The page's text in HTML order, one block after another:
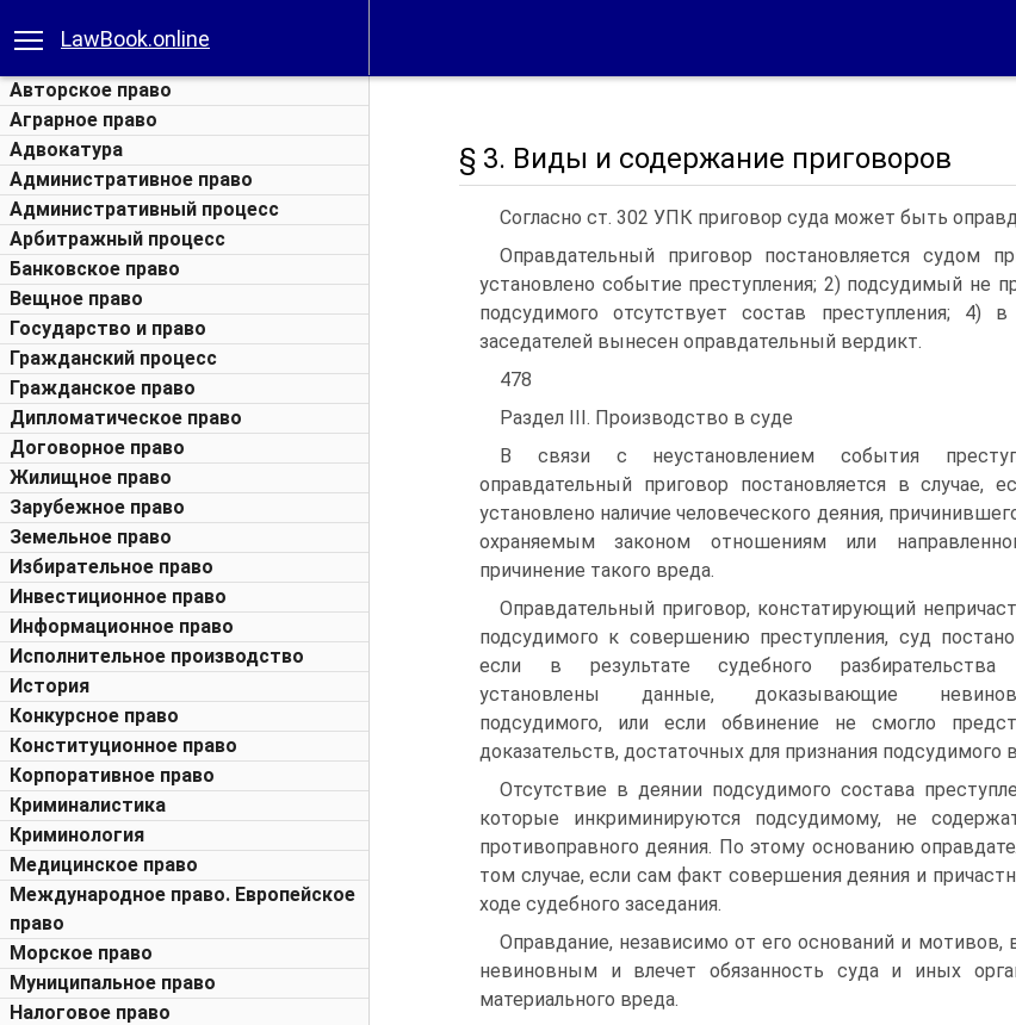
LawBook.online
Авторское право
Аграрное право
Адвокатура
Административное право
Административный процесс
Арбитражный процесс
Банковское право
Вещное право
Государство и право
Гражданский процесс
Гражданское право
Дипломатическое право
Договорное право
Жилищное право
Зарубежное право
Земельное право
Избирательное право
Инвестиционное право
Информационное право
Исполнительное производство
История
Конкурсное право
Конституционное право
Корпоративное право
Криминалистика
Криминология
Медицинское право
Международное право. Европейское
право
Морское право
Муниципальное право
Налоговое право
§ 3. Виды и содержание приговоров
Согласно ст. 302 УПК приговор суда может быть
Оправдательный приговор постановляется судом
установлено событие преступления; 2) подсудимый не
подсудимого отсутствует состав преступления; 4)
заседателей вынесен оправдательный вердикт.
478
Раздел III. Производство в суде
В связи с неустановлением события
оправдательный приговор постановляется в случае,
установлено наличие человеческого деяния,
охраняемым законом отношениям или
причинение такого вреда.
Оправдательный приговор, констатирующий
подсудимого к совершению преступления, суд
если в результате судебного
установлены данные, доказывающие
подсудимого, или если обвинение не смогло
доказательств, достаточных для признания подсудимого
Отсутствие в деянии подсудимого состава
которые инкриминируются подсудимому, не
противоправного деяния. По этому основанию
том случае, если сам факт совершения деяния и
ходе судебного заседания.
Оправдание, независимо от его оснований и мотивов,
невиновным и влечет обязанность суда и иных
материального вреда.